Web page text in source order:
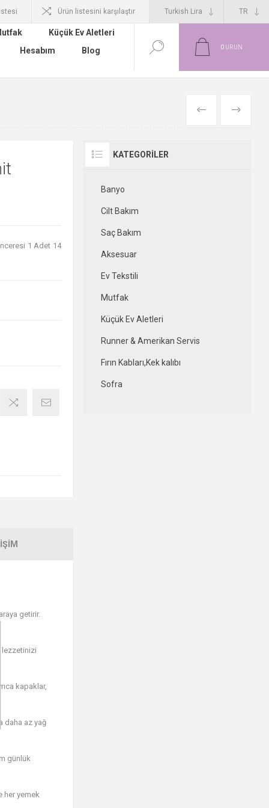
Ürün listesini karşılaştır
Küçük Ev Aletleri
Hesabım
Blog
0 ÜRÜN
ÖNCEKISONRAKI
1 Adet 14
getirir.
lezzetinizi
kapaklar,
daha az yağ
günlük
her yemek
KATEGORILER
Banyo
Cilt Bakım
Saç Bakım
Aksesuar
Ev Tekstili
Mutfak
Küçük Ev Aletleri
Runner & Amerikan Servis
Fırın Kabları,Kek kalıbı
Sofra